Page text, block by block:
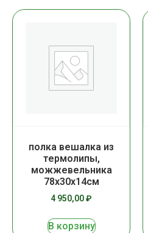
полка вешалка из
термолипы,
можжевельника
78х30х14см
4 950,00₽
В корзину